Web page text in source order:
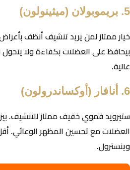
5. بريموبولان (ميثينولون)
خيار ممتاز لمن يريد تنشيف أنظف
بيحافظ على العضلات بكفاءة ولا يتحول
عالية.
6. أنافار (أوكساندرولون)
ستيرويد فموي خفيف ممتاز للتنشيف.
العضلات مع تحسين المظهر الوعائي.
وينسترول.